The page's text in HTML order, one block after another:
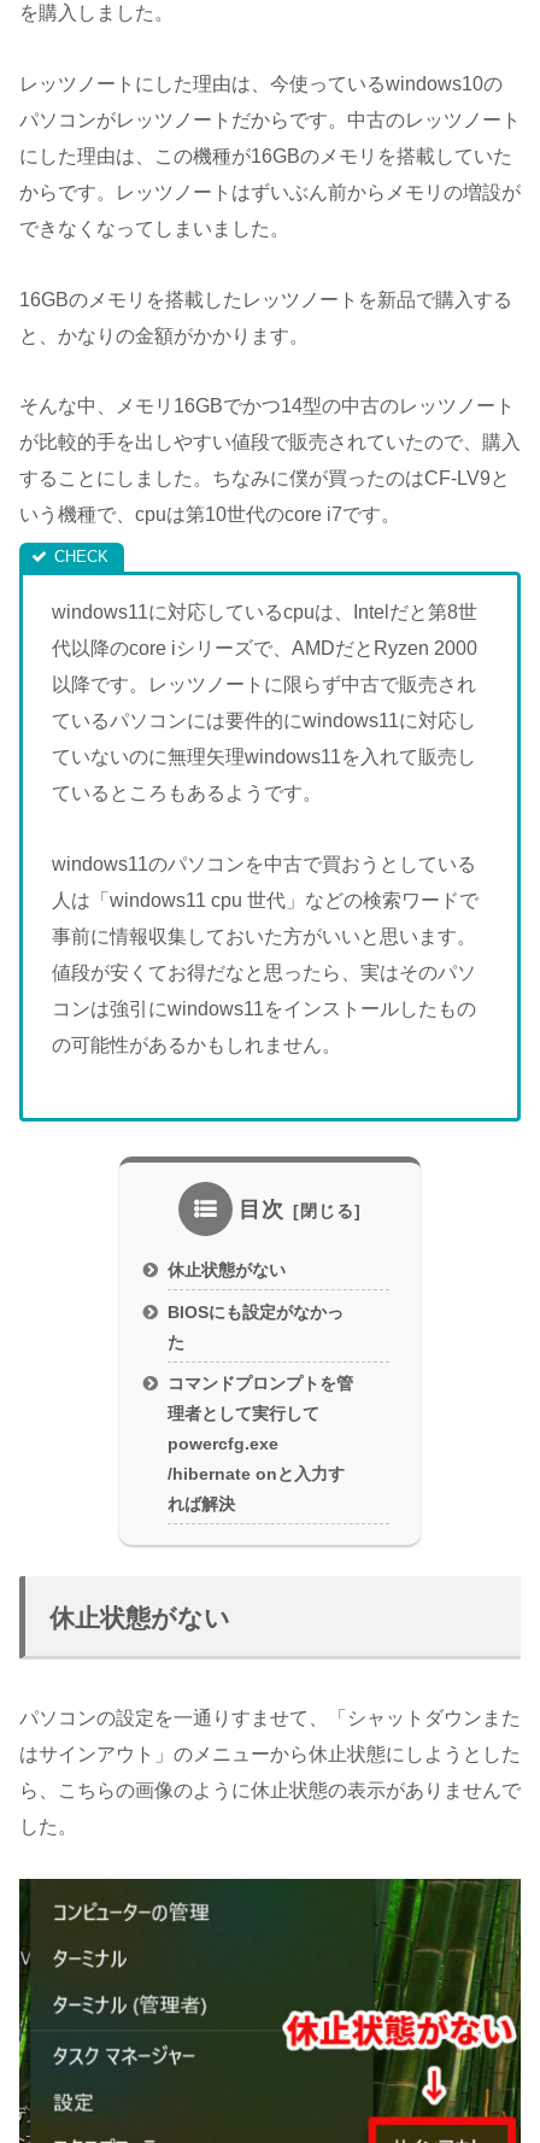
を購入しました。
レッツノートにした理由は、今使っているwindows10の
パソコンがレッツノートだからです。中古のレッツノート
にした理由は、この機種が16GBのメモリを搭載していた
からです。レッツノートはずいぶん前からメモリの増設が
できなくなってしまいました。
16GBのメモリを搭載したレッツノートを新品で購入する
と、かなりの金額がかかります。
そんな中、メモリ16GBでかつ14型の中古のレッツノート
が比較的手を出しやすい値段で販売されていたので、購入
することにしました。ちなみに僕が買ったのはCF-LV9と
いう機種で、cpuは第10世代のcore i7です。
windows11に対応しているcpuは、Intelだと第8世
代以降のcore iシリーズで、AMDだとRyzen 2000
以降です。レッツノートに限らず中古で販売され
ているパソコンには要件的にwindows11に対応し
ていないのに無理矢理windows11を入れて販売し
ているところもあるようです。
windows11のパソコンを中古で買おうとしている
人は「windows11 cpu 世代」などの検索ワードで
事前に情報収集しておいた方がいいと思います。
値段が安くてお得だなと思ったら、実はそのパソ
コンは強引にwindows11をインストールしたもの
の可能性があるかもしれません。
目次
休止状態がない
BIOSにも設定がなかっ
た
コマンドプロンプトを管
理者として実行して
powercfg.exe
/hibernate onと入力す
れば解決
休止状態がない
パソコンの設定を一通りすませて、「シャットダウンまた
はサインアウト」のメニューから休止状態にしようとした
ら、こちらの画像のように休止状態の表示がありませんで
した。